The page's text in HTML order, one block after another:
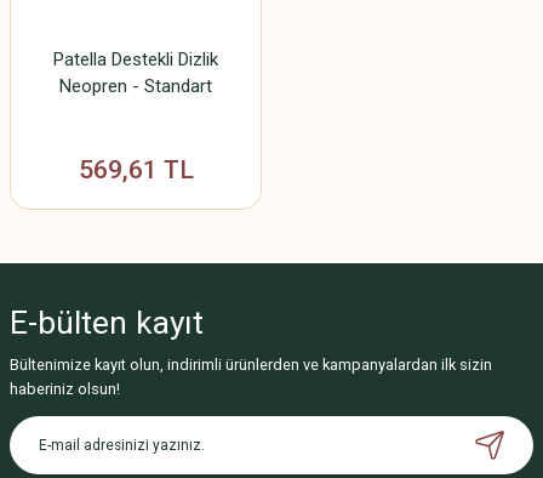
Patella Destekli Dizlik
Neopren - Standart
569,61 TL
E-bülten kayıt
Bültenimize kayıt olun, indirimli ürünlerden ve kampanyalardan ilk sizin
haberiniz olsun!